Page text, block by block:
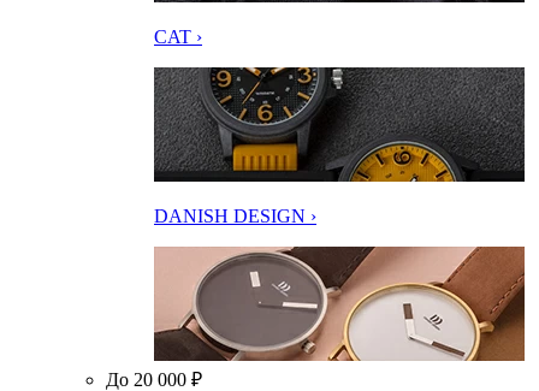
CAT ›
DANISH DESIGN ›
До 20 000 ₽